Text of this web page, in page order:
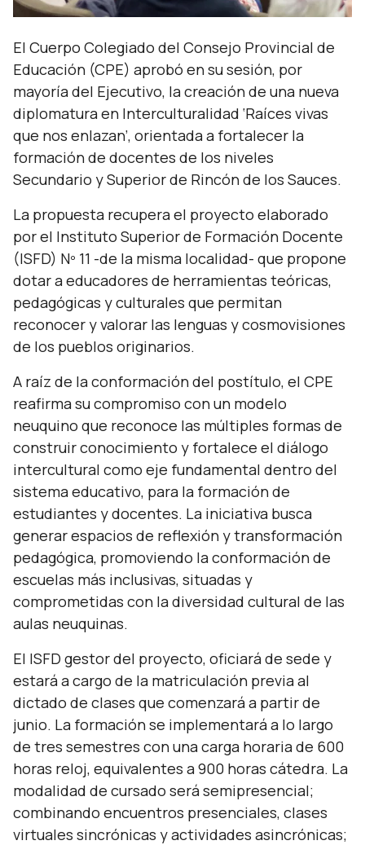
El Cuerpo Colegiado del Consejo Provincial de
Educación (CPE) aprobó en su sesión, por
mayoría del Ejecutivo, la creación de una nueva
diplomatura en Interculturalidad ‘Raíces vivas
que nos enlazan’, orientada a fortalecer la
formación de docentes de los niveles
Secundario y Superior de Rincón de los Sauces.
La propuesta recupera el proyecto elaborado
por el Instituto Superior de Formación Docente
(ISFD) Nº 11 -de la misma localidad- que propone
dotar a educadores de herramientas teóricas,
pedagógicas y culturales que permitan
reconocer y valorar las lenguas y cosmovisiones
de los pueblos originarios.
A raíz de la conformación del postítulo, el CPE
reafirma su compromiso con un modelo
neuquino que reconoce las múltiples formas de
construir conocimiento y fortalece el diálogo
intercultural como eje fundamental dentro del
sistema educativo, para la formación de
estudiantes y docentes. La iniciativa busca
generar espacios de reflexión y transformación
pedagógica, promoviendo la conformación de
escuelas más inclusivas, situadas y
comprometidas con la diversidad cultural de las
aulas neuquinas.
El ISFD gestor del proyecto, oficiará de sede y
estará a cargo de la matriculación previa al
dictado de clases que comenzará a partir de
junio. La formación se implementará a lo largo
de tres semestres con una carga horaria de 600
horas reloj, equivalentes a 900 horas cátedra. La
modalidad de cursado será semipresencial;
combinando encuentros presenciales, clases
virtuales sincrónicas y actividades asincrónicas;